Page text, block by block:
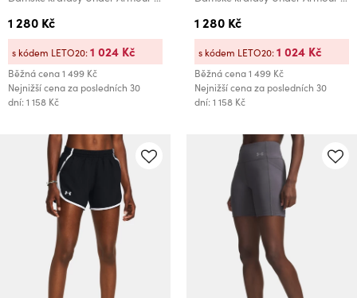
1 280 Kč
Běžná cena1 499 Kč
Nejnižší cena za posledních 30
dní: 1 158 Kč
s kódem LETO20:1 024 Kč
1 280 Kč
Běžná cena1 499 Kč
Nejnižší cena za posledních 30
dní: 1 158 Kč
s kódem LETO20:1 024 Kč